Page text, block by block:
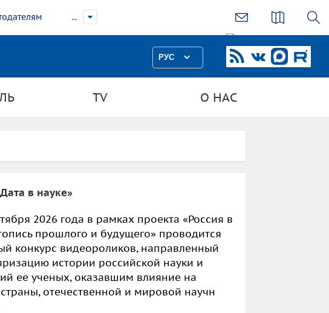
...
РУС
TV О НАС
в науке»
2026 года в рамках проекта «Россия в
прошлого и будущего» проводится
конкурс видеороликов, направленный
истории российской науки и
ее ученых, оказавшим влияние на
отечественной и мировой научн